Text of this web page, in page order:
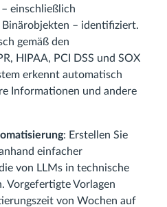
einschließlich
– identifiziert.
gemäß den
HIPAA, PCI DSS und SOX
erkennt automatisch
Informationen und andere
: Erstellen Sie
einfacher
von LLMs in technische
Vorgefertigte Vorlagen
von Wochen auf